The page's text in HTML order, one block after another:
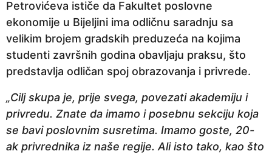
Petrovićeva ističe da Fakultet poslovne
ekonomije u Bijeljini ima odličnu saradnju sa
velikim brojem gradskih preduzeća na kojima
studenti završnih godina obavljaju praksu, što
predstavlja odličan spoj obrazovanja i privrede.
„Cilj skupa je, prije svega, povezati akademiju i
privredu. Znate da imamo i posebnu sekciju koja
se bavi poslovnim susretima. Imamo goste, 20-
ak privrednika iz naše regije. Ali isto tako, kao što